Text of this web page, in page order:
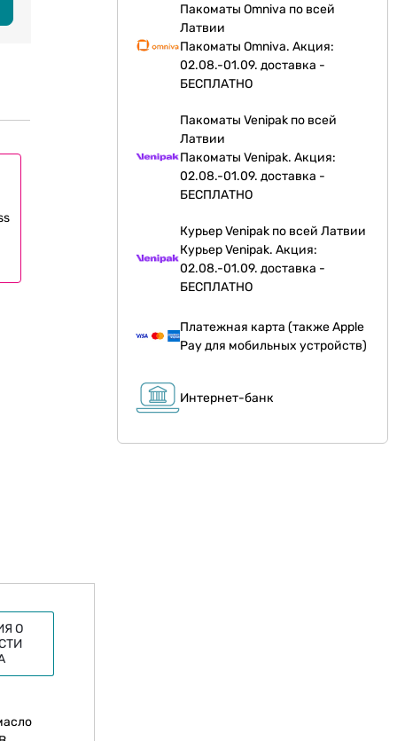
Пакоматы Omniva по всей
Латвии
Пакоматы Omniva. Акция:
02.08.-01.09. доставка -
БЕСПЛАТНО
Пакоматы Venipak по всей
Латвии
Пакоматы Venipak. Акция:
02.08.-01.09. доставка -
БЕСПЛАТНО
Курьер Venipak по всей Латвии
Курьер Venipak. Акция:
02.08.-01.09. доставка -
БЕСПЛАТНО
Платежная карта (также Apple
Pay для мобильных устройств)
Интернет-банк
О